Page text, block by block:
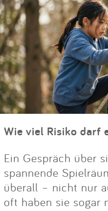
Wie viel Risiko darf
Ein Gespräch über
spannende
überall – nicht nur
oft haben sie sogar